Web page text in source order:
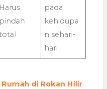
Harus
pindah
pada
kehidupa
n sehari-
hari
di Rokan Hilir